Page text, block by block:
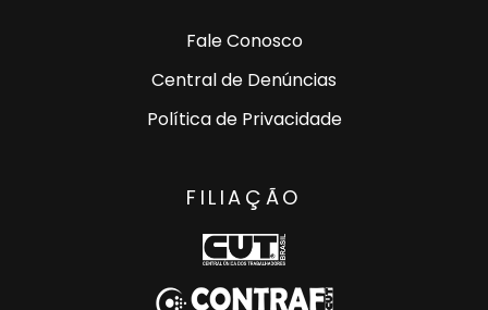
Fale Conosco
Central de Denúncias
Política de Privacidade
FILIAÇÃO